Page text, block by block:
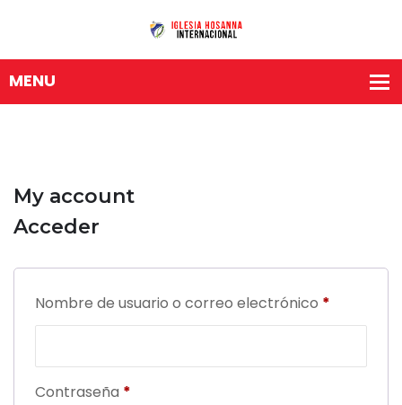
My account
Acceder
Nombre de usuario o correo electrónico *
Contraseña *